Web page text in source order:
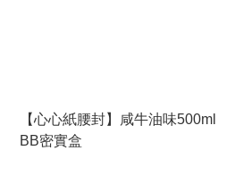
【心心紙腰封】咸牛油味500ml
BB密實盒